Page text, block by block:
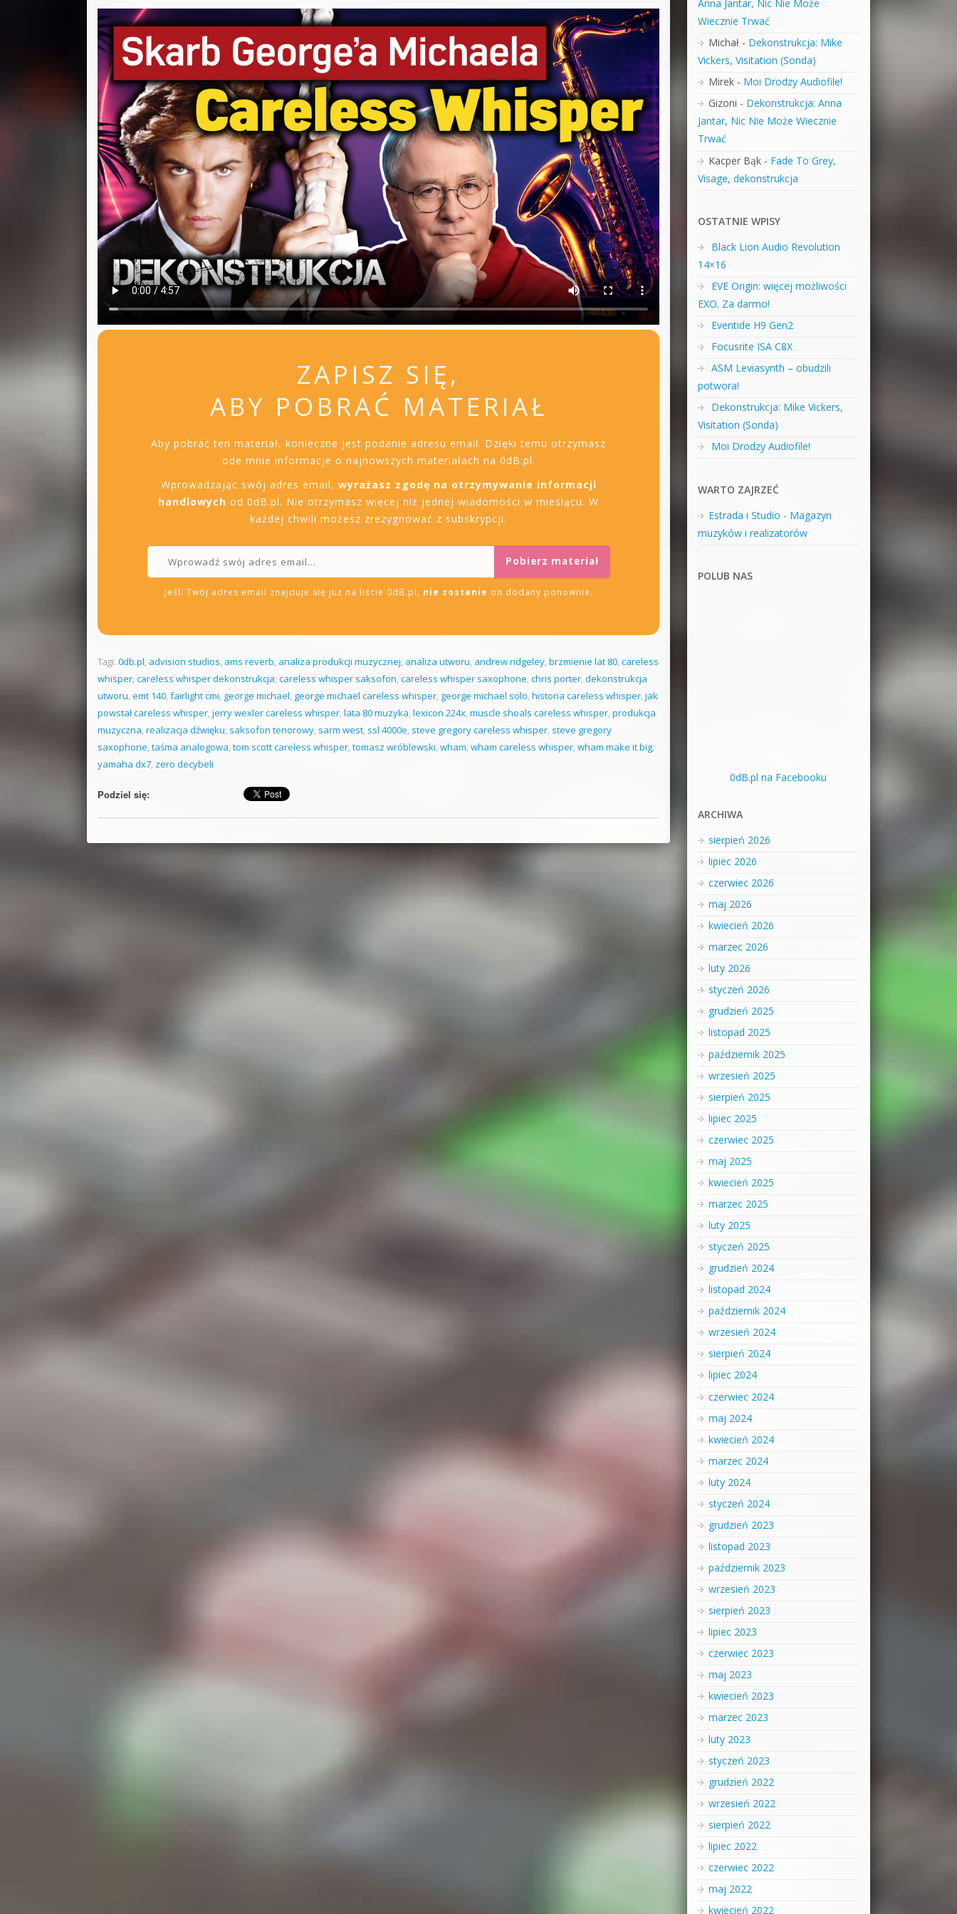
ZAPISZ SIĘ,
ABY POBRAĆ MATERIAŁ
Aby pobrać ten materiał, konieczne jest podanie adresu email. Dzięki temu otrzymasz
ode mnie informacje o najnowszych materiałach na 0dB.pl.
Wprowadzając swój adres email, wyrażasz zgodę na otrzymywanie informacji
handlowych od 0dB.pl. Nie otrzymasz więcej niż jednej wiadomości w miesiącu. W
każdej chwili możesz zrezygnować z subskrypcji.
Jeśli Twój adres email znajduje się już na liście 0dB.pl, nie zostanie on dodany ponownie.
Tagi: 0db.pl, advision studios, ams reverb, analiza produkcji muzycznej, analiza utworu, andrew ridgeley, brzmienie lat 80, careless
whisper, careless whisper dekonstrukcja, careless whisper saksofon, careless whisper saxophone, chris porter, dekonstrukcja
utworu, emt 140, fairlight cmi, george michael, george michael careless whisper, george michael solo, historia careless whisper, jak
powstał careless whisper, jerry wexler careless whisper, lata 80 muzyka, lexicon 224x, muscle shoals careless whisper, produkcja
muzyczna, realizacja dźwięku, saksofon tenorowy, sarm west, ssl 4000e, steve gregory careless whisper, steve gregory
saxophone, taśma analogowa, tom scott careless whisper, tomasz wróblewski, wham, wham careless whisper, wham make it big,
yamaha dx7, zero decybeli
Podziel się:
Anna Jantar, Nic Nie Może
Wiecznie Trwać
Michał- Dekonstrukcja: Mike
Vickers, Visitation (Sonda)
Mirek- Moi Drodzy Audiofile!
Gizoni - Dekonstrukcja: Anna
Jantar, Nic Nie Może Wiecznie
Trwać
Kacper Bąk- Fade To Grey,
Visage, dekonstrukcja
OSTATNIE WPISY
Black Lion Audio Revolution
14×16
EVE Origin: więcej możliwości
EXO. Za darmo!
Eventide H9 Gen2
Focusrite ISA C8X
ASM Leviasynth – obudzili
potwora!
Dekonstrukcja: Mike Vickers,
Visitation (Sonda)
Moi Drodzy Audiofile!
WARTO ZAJRZEĆ
Estrada i Studio - Magazyn
muzyków i realizatorów
POLUB NAS
0dB.pl na Facebooku
ARCHIWA
sierpień 2026
lipiec 2026
czerwiec 2026
maj 2026
kwiecień 2026
marzec 2026
luty 2026
styczeń 2026
grudzień 2025
listopad 2025
październik 2025
wrzesień 2025
sierpień 2025
lipiec 2025
czerwiec 2025
maj 2025
kwiecień 2025
marzec 2025
luty 2025
styczeń 2025
grudzień 2024
listopad 2024
październik 2024
wrzesień 2024
sierpień 2024
lipiec 2024
czerwiec 2024
maj 2024
kwiecień 2024
marzec 2024
luty 2024
styczeń 2024
grudzień 2023
listopad 2023
październik 2023
wrzesień 2023
sierpień 2023
lipiec 2023
czerwiec 2023
maj 2023
kwiecień 2023
marzec 2023
luty 2023
styczeń 2023
grudzień 2022
wrzesień 2022
sierpień 2022
lipiec 2022
czerwiec 2022
maj 2022
kwiecień 2022